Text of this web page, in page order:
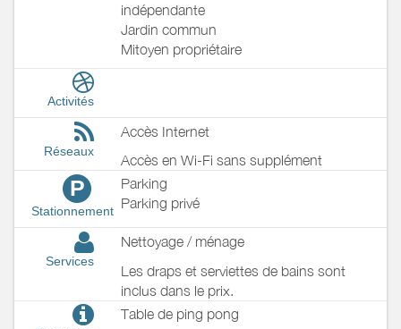
indépendante
Jardin commun
Mitoyen propriétaire
Activités
Réseaux
Accès Internet
Accès en Wi-Fi sans supplément
P
Stationnement
Parking
Parking privé
Services
Nettoyage / ménage
Les draps et serviettes de bains sont
inclus dans le prix.
Table de ping pong